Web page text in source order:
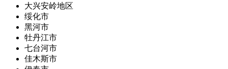
大兴安岭地区
绥化市
黑河市
牡丹江市
七台河市
佳木斯市